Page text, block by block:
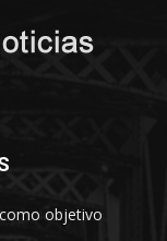
objetivo